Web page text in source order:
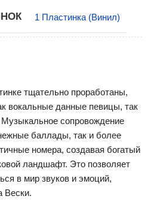
1 Пластинка (Винил)
тщательно проработаны,
вокальные данные певицы, так
сопровождение
баллады, так и более
номера, создавая богатый
ландшафт. Это позволяет
в мир звуков и эмоций,
Вески.